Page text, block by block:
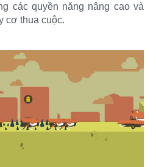
các quyền năng nâng cao và
cơ thua cuộc.